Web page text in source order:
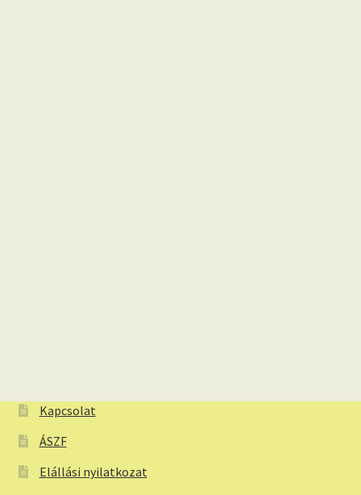
Kapcsolat
ÁSZF
Elállási nyilatkozat